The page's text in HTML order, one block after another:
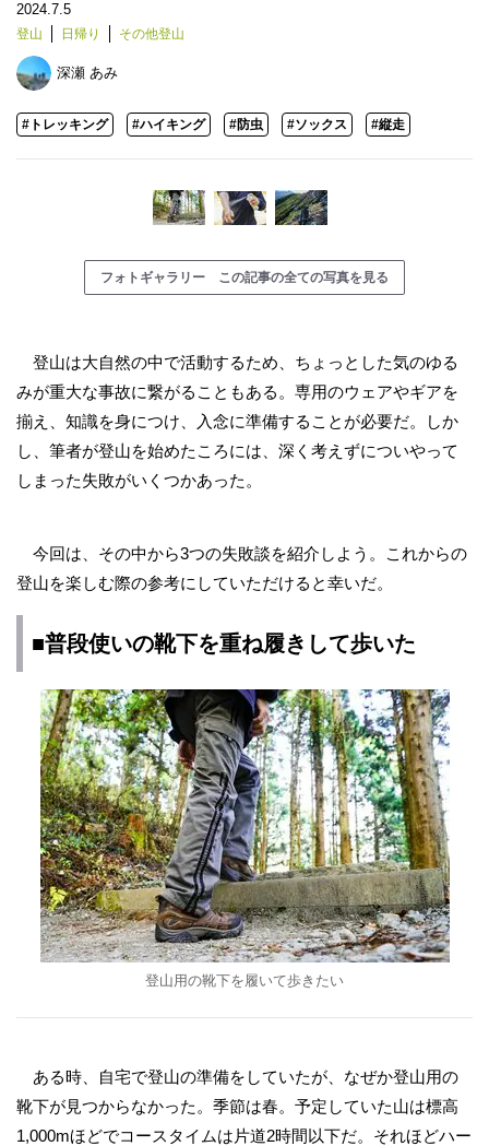
2024.7.5
登山 日帰り その他登山
深瀬 あみ
#トレッキング #ハイキング #防虫 #ソックス #縦走
フォトギャラリー この記事の全ての写真を見る
登山は大自然の中で活動するため、ちょっとした気のゆる
みが重大な事故に繋がることもある。専用のウェアやギアを
揃え、知識を身につけ、入念に準備することが必要だ。しか
し、筆者が登山を始めたころには、深く考えずについやって
しまった失敗がいくつかあった。
今回は、その中から3つの失敗談を紹介しよう。これからの
登山を楽しむ際の参考にしていただけると幸いだ。
■普段使いの靴下を重ね履きして歩いた
登山用の靴下を履いて歩きたい
ある時、自宅で登山の準備をしていたが、なぜか登山用の
靴下が見つからなかった。季節は春。予定していた山は標高
1,000mほどでコースタイムは片道2時間以下だ。それほどハー